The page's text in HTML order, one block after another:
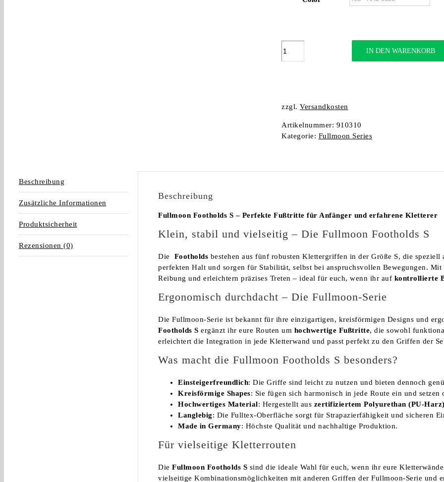
IN DEN WARENKORB
zzgl. Versandkosten
Artikelnummer: 910310
Kategorie: Fullmoon Series
Beschreibung
Zusätzliche Informationen
Produktsicherheit
Rezensionen (0)
Beschreibung
Fullmoon Footholds S – Perfekte Fußtritte für Anfänger und erfahrene Kletterer
Klein, stabil und vielseitig – Die Fullmoon Footholds S
Die Footholds bestehen aus fünf robusten Klettergriffen in der Größe S, die
perfekten Halt und sorgen für Stabilität, selbst bei anspruchsvollen Bewegungen.
Reibung und erleichtern präzises Treten – ideal für euch, wenn ihr auf kontrollierte
Ergonomisch durchdacht – Die Fullmoon-Serie
Die Fullmoon-Serie ist bekannt für ihre einzigartigen, kreisförmigen Designs und
Footholds S ergänzt ihr eure Routen um hochwertige Fußtritte, die sowohl
erleichtert die Integration in jede Kletterwand und passt perfekt zu den Griffen der
Was macht die Fullmoon Footholds S besonders?
Einsteigerfreundlich: Die Griffe sind leicht zu nutzen und bieten dennoch
Kreisförmige Shapes: Sie fügen sich harmonisch in jede Route ein und setzen
Hochwertiges Material: Hergestellt aus zertifiziertem Polyurethan (PU-
Langlebig: Die Fulltex-Oberfläche sorgt für Strapazierfähigkeit und sicheren
Made in Germany: Höchste Qualität und nachhaltige Produktion.
Für vielseitige Kletterrouten
Die Fullmoon Footholds S sind die ideale Wahl für euch, wenn ihr eure
vielseitige Kombinationsmöglichkeiten mit anderen Griffen der Fullmoon-Serie und